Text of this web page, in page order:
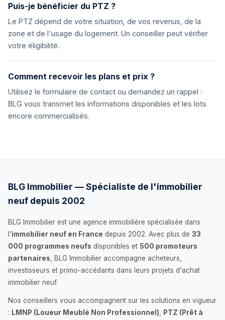
Puis-je bénéficier du PTZ ?
Le PTZ dépend de votre situation, de vos revenus, de la
zone et de l'usage du logement. Un conseiller peut vérifier
votre éligibilité.
Comment recevoir les plans et prix ?
Utilisez le formulaire de contact ou demandez un rappel :
BLG vous transmet les informations disponibles et les lots
encore commercialisés.
BLG Immobilier — Spécialiste de l'immobilier
neuf depuis 2002
BLG Immobilier est une agence immobilière spécialisée dans
l'immobilier neuf en France depuis 2002. Avec plus de 33
000 programmes neufs disponibles et 500 promoteurs
partenaires , BLG Immobilier accompagne acheteurs,
investisseurs et primo-accédants dans leurs projets d'achat
immobilier neuf.
Nos conseillers vous accompagnent sur les solutions en vigueur
: LMNP (Loueur Meublé Non Professionnel)
PTZ (Prêt à